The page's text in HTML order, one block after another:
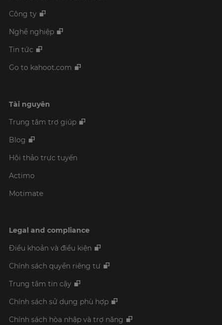
Công ty
Nghề nghiệp
Tin tức
Go to kahoot.com
Tài nguyên
Trung tâm trợ giúp
Blog
Hội thảo trực tuyến
Actimo
Motimate
Legal and compliance
Điều khoản và điều kiện
Chính sách quyền riêng tư
Trung tâm tin cậy
Chính sách sử dụng phù hợp
Chính sách hòa nhập và trợ năng